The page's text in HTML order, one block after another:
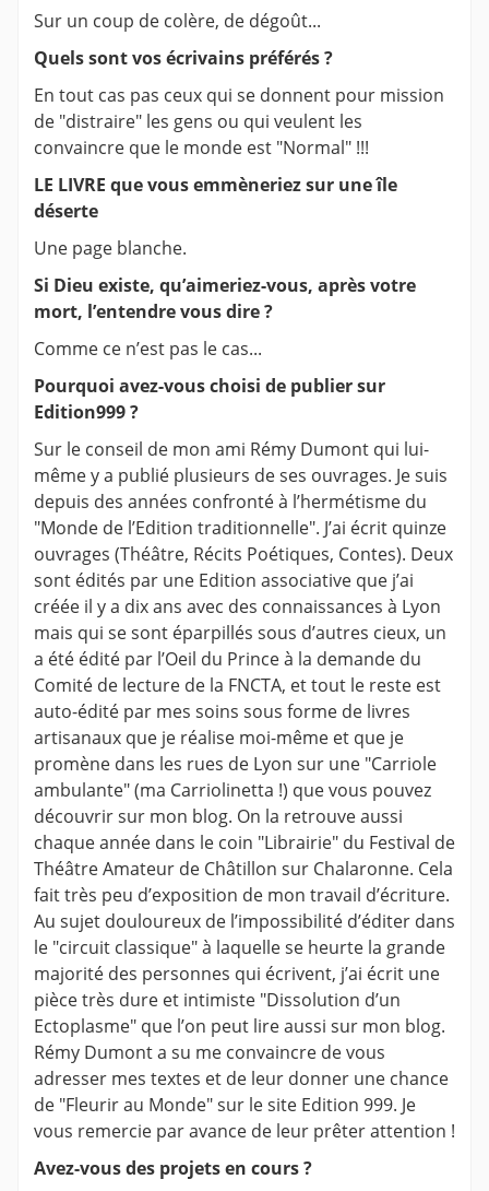
Sur un coup de colère, de dégoût...
Quels sont vos écrivains préférés ?
En tout cas pas ceux qui se donnent pour mission
de "distraire" les gens ou qui veulent les
convaincre que le monde est "Normal" !!!
LE LIVRE que vous emmèneriez sur une île
déserte
Une page blanche.
Si Dieu existe, qu’aimeriez-vous, après votre
mort, l’entendre vous dire ?
Comme ce n’est pas le cas...
Pourquoi avez-vous choisi de publier sur
Edition999 ?
Sur le conseil de mon ami Rémy Dumont qui lui-
même y a publié plusieurs de ses ouvrages. Je suis
depuis des années confronté à l’hermétisme du
"Monde de l’Edition traditionnelle". J’ai écrit quinze
ouvrages (Théâtre, Récits Poétiques, Contes). Deux
sont édités par une Edition associative que j’ai
créée il y a dix ans avec des connaissances à Lyon
mais qui se sont éparpillés sous d’autres cieux, un
a été édité par l’Oeil du Prince à la demande du
Comité de lecture de la FNCTA, et tout le reste est
auto-édité par mes soins sous forme de livres
artisanaux que je réalise moi-même et que je
promène dans les rues de Lyon sur une "Carriole
ambulante" (ma Carriolinetta !) que vous pouvez
découvrir sur mon blog. On la retrouve aussi
chaque année dans le coin "Librairie" du Festival de
Théâtre Amateur de Châtillon sur Chalaronne. Cela
fait très peu d’exposition de mon travail d’écriture.
Au sujet douloureux de l’impossibilité d’éditer dans
le "circuit classique" à laquelle se heurte la grande
majorité des personnes qui écrivent, j’ai écrit une
pièce très dure et intimiste "Dissolution d’un
Ectoplasme" que l’on peut lire aussi sur mon blog.
Rémy Dumont a su me convaincre de vous
adresser mes textes et de leur donner une chance
de "Fleurir au Monde" sur le site Edition 999. Je
vous remercie par avance de leur prêter attention !
Avez-vous des projets en cours ?